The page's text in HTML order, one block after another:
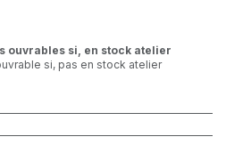
ouvrables si, en stock atelier
si, pas en stock atelier